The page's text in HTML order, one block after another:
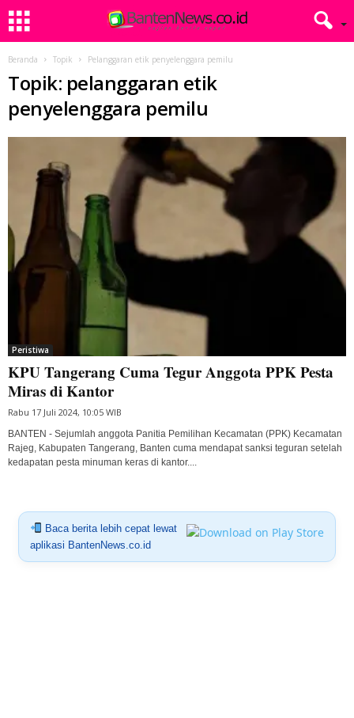
Beranda Topik Pelanggaran etik penyelenggara pemilu
Topik: pelanggaran etik
penyelenggara pemilu
Peristiwa
KPU Tangerang Cuma Tegur Anggota PPK Pesta
Miras di Kantor
Rabu 17 Juli 2024, 10:05 WIB
BANTEN - Sejumlah anggota Panitia Pemilihan Kecamatan (PPK) Kecamatan
Rajeg, Kabupaten Tangerang, Banten cuma mendapat sanksi teguran setelah
kedapatan pesta minuman keras di kantor....
Baca berita lebih cepat lewat
aplikasi BantenNews.co.id